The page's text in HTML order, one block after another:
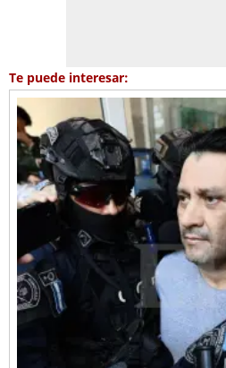
Te puede interesar: